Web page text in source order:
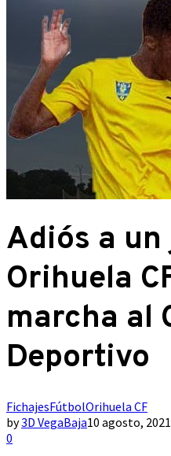
Adiós a
Orihuela
marcha al
Deportivo
FichajesFútbolOrihuela CF
by3D VegaBaja10 agosto, 2021
0